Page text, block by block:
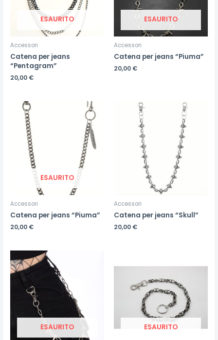
ESAURITO
Accessori
Catena per jeans
“Pentagram”
20,00 €
ESAURITO
Accessori
Catena per jeans “Piuma”
20,00 €
ESAURITO
Accessori
Catena per jeans “Piuma”
20,00 €
Accessori
Catena per jeans “Skull”
20,00 €
ESAURITO ESAURITO